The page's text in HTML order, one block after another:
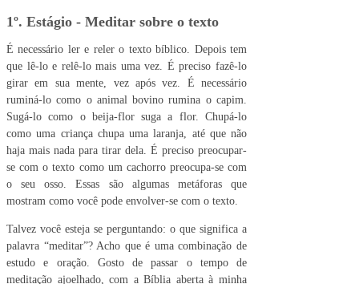
1º. Estágio - Meditar sobre o texto
É necessário ler e reler o texto bíblico. Depois tem
que lê-lo e relê-lo mais uma vez. É preciso fazê-lo
girar em sua mente, vez após vez. É necessário
ruminá-lo como o animal bovino rumina o capim.
Sugá-lo como o beija-flor suga a flor. Chupá-lo
como uma criança chupa uma laranja, até que não
haja mais nada para tirar dela. É preciso preocupar-
se com o texto como um cachorro preocupa-se com
o seu osso. Essas são algumas metáforas que
mostram como você pode envolver-se com o texto.
Talvez você esteja se perguntando: o que significa a
palavra “meditar”? Acho que é uma combinação de
estudo e oração. Gosto de passar o tempo de
meditação ajoelhado, com a Bíblia aberta à minha